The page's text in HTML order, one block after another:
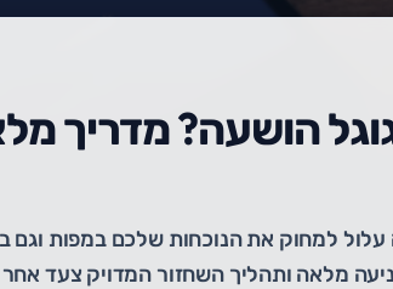
הושעה? מדריך
למחוק את הנוכחות שלכם במפות וגם
מלאה ותהליך השחזור המדויק צעד